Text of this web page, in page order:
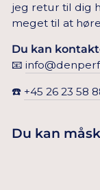
jeg retur til dig
meget til at
Du kan
📧
☎️ +45 26 23 58
Du kan